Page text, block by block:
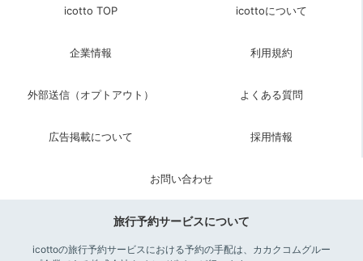
icotto TOP icottoについて
企業情報 利用規約
外部送信（オプトアウト） よくある質問
広告掲載について 採用情報
お問い合わせ
旅行予約サービスについて
icottoの旅行予約サービスにおける予約の手配は、カカクコムグルー